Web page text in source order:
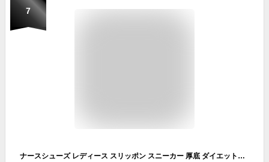
7
ナースシューズ レディース スリッポン スニーカー 厚底 ダイエットシューズ ナースシューズ 疲れにくい ナースシューズ 船型底 看護師 介護 ウォーキングシューズ 船底 作業靴 婦人靴 衝撃吸収 姿勢矯正 通気 涼しい 爽やか クッション メッシュ 軽量